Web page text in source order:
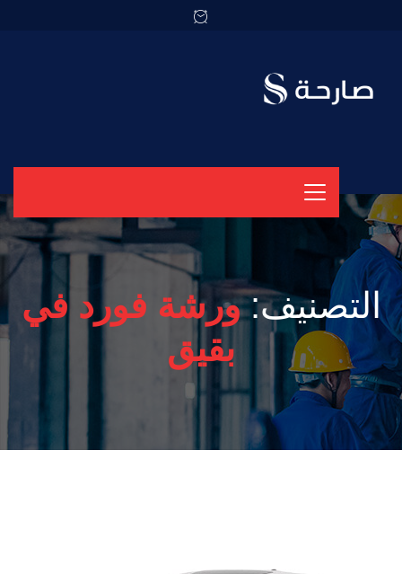
التصنيف:ورشة فورد في
بقيق